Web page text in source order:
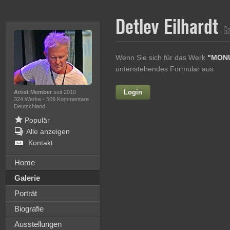
Artist Memberseit 2010
324 Werke · 509 Kommentare
Deutschland
Populär
Alle anzeigen
Kontakt
Home
Galerie
Porträt
Biografie
Ausstellungen
Detlev Eilhardt
Wenn Sie sich für das Werk
untenstehendes Formular aus.
Login